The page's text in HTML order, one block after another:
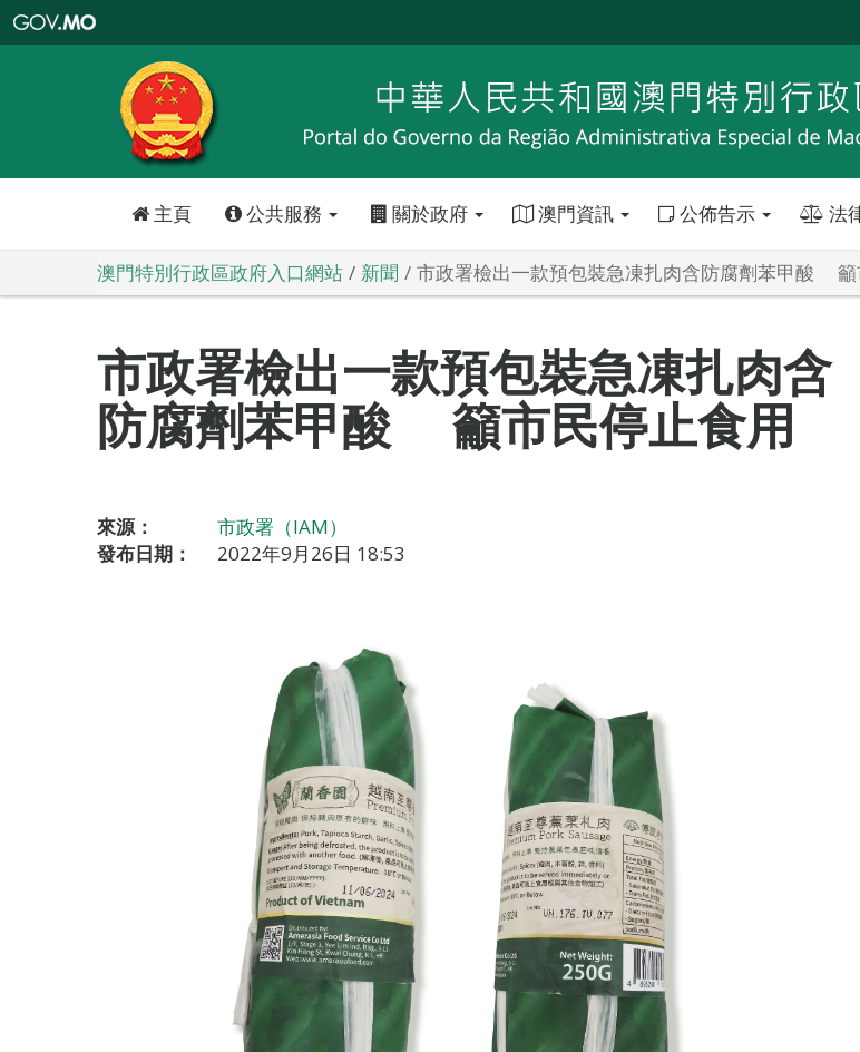
特
政
區
政
口
主頁 公共服務 關於政府 澳門資訊 公佈告示 法
澳門特別行政區政府入口網站 新聞 市政署檢出一款預包裝急凍扎肉含防腐劑苯甲酸 籲
市政署檢出一款預包裝急凍扎肉含
防腐劑苯甲酸 籲市民停止食用
來源：
市政署（IAM）
發布日期：
2022年9月26日 18:53